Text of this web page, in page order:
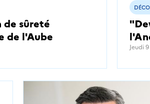
de sûreté
de l'Aube
Jeudi